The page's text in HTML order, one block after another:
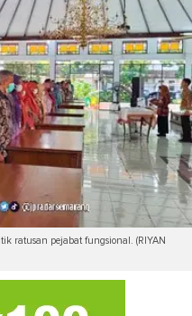
ratusan pejabat fungsional. (RIYAN